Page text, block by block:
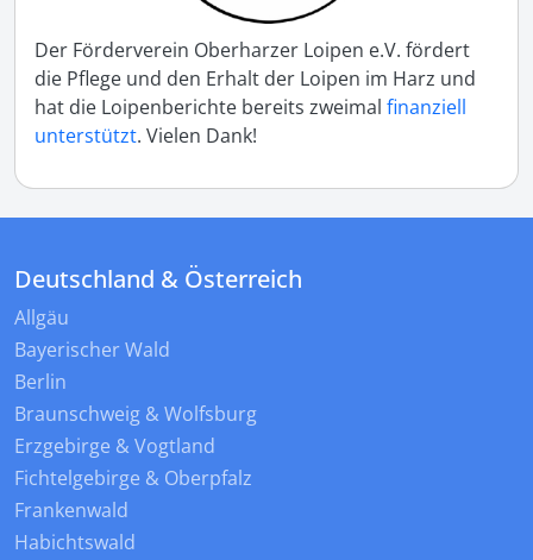
Der Förderverein Oberharzer Loipen e.V. fördert
die Pflege und den Erhalt der Loipen im Harz und
hat die Loipenberichte bereits zweimal finanziell
unterstützt. Vielen Dank!
Deutschland & Österreich
Allgäu
Bayerischer Wald
Berlin
Braunschweig & Wolfsburg
Erzgebirge & Vogtland
Fichtelgebirge & Oberpfalz
Frankenwald
Habichtswald